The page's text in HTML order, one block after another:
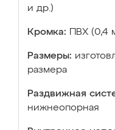
и др.)
Кромка: ПВХ (0,4
Размеры:
размера
Раздвижная
нижнеопорная